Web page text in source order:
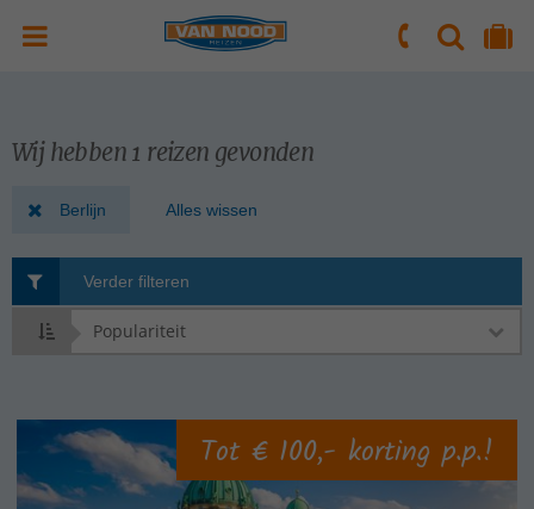
ZOEKENNAAR 'MIJN REIS' OMGEVING
Wij hebben 1 reizen gevonden
Berlijn Alles wissen
Sorteren
Verder filteren
Tot € 100,- korting p.p.!